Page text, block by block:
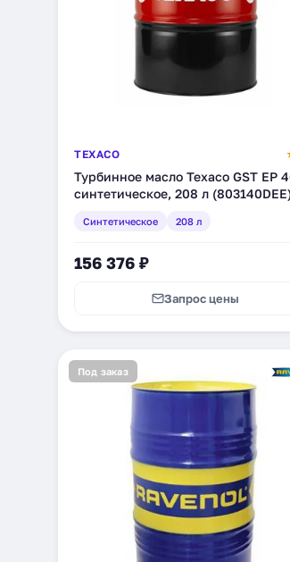
TEXACO
Турбинное масло Texaco GST EP
синтетическое, 208 л
Синтетическое 208 л
156 376 ₽
Запрос цены
Под заказ